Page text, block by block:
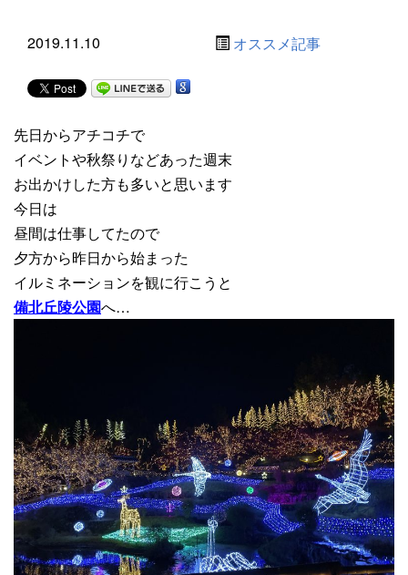
2019.11.10 オススメ記事
先日からアチコチで
イベントや秋祭りなどあった週末
お出かけした方も多いと思います
今日は
昼間は仕事してたので
夕方から昨日から始まった
イルミネーションを観に行こうと
備北丘陵公園へ…